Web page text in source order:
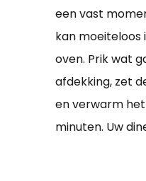
een vast
kan moeiteloos
oven. Prik wat
afdekking, zet
en verwarm
minuten. Uw